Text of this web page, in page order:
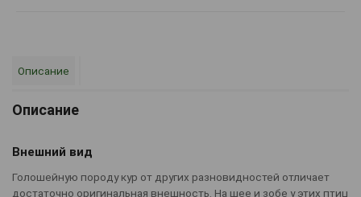
Описание
Описание
Внешний вид
Голошейную породу кур от других разновидностей отличает
достаточно оригинальная внешность. На шее и зобе у этих птиц